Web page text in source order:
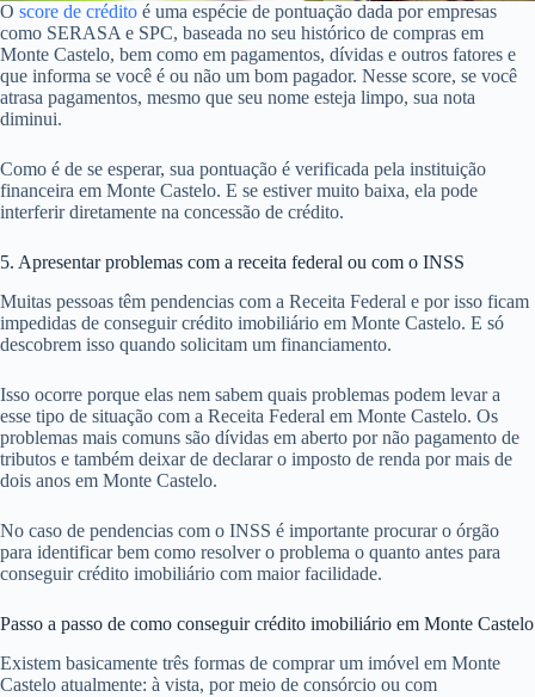
O score de crédito é uma espécie de pontuação dada por empresas
como SERASA e SPC, baseada no seu histórico de compras em
Monte Castelo, bem como em pagamentos, dívidas e outros fatores e
que informa se você é ou não um bom pagador. Nesse score, se você
atrasa pagamentos, mesmo que seu nome esteja limpo, sua nota
diminui.
Como é de se esperar, sua pontuação é verificada pela instituição
financeira em Monte Castelo. E se estiver muito baixa, ela pode
interferir diretamente na concessão de crédito.
5. Apresentar problemas com a receita federal ou com o INSS
Muitas pessoas têm pendencias com a Receita Federal e por isso ficam
impedidas de conseguir crédito imobiliário em Monte Castelo. E só
descobrem isso quando solicitam um financiamento.
Isso ocorre porque elas nem sabem quais problemas podem levar a
esse tipo de situação com a Receita Federal em Monte Castelo. Os
problemas mais comuns são dívidas em aberto por não pagamento de
tributos e também deixar de declarar o imposto de renda por mais de
dois anos em Monte Castelo.
No caso de pendencias com o INSS é importante procurar o órgão
para identificar bem como resolver o problema o quanto antes para
conseguir crédito imobiliário com maior facilidade.
Passo a passo de como conseguir crédito imobiliário em Monte Castelo
Existem basicamente três formas de comprar um imóvel em Monte
Castelo atualmente: à vista, por meio de consórcio ou com